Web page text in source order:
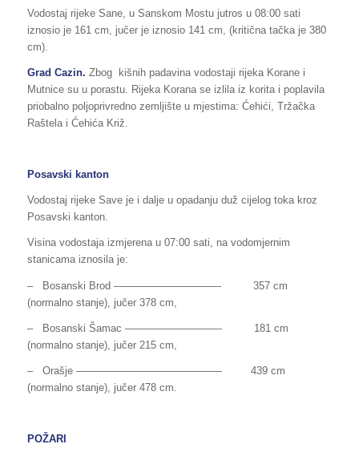
Vodostaj rijeke Sane, u Sanskom Mostu jutros u 08:00 sati
iznosio je 161 cm, jučer je iznosio 141 cm, (kritična tačka je 380
cm).
Grad Cazin. Zbog kišnih padavina vodostaji rijeka Korane i
Mutnice su u porastu. Rijeka Korana se izlila iz korita i poplavila
priobalno poljoprivredno zemljište u mjestima: Ćehići, Tržačka
Raštela i Ćehića Križ.
Posavski kanton
Vodostaj rijeke Save je i dalje u opadanju duž cijelog toka kroz
Posavski kanton.
Visina vodostaja izmjerena u 07:00 sati, na vodomjernim
stanicama iznosila je:
– Bosanski Brod —————­­­­­­­—————- 357 cm
(normalno stanje), jučer 378 cm,
– Bosanski Šamac —————————- 181 cm
(normalno stanje), jučer 215 cm,
– Orašje —————————————— 439 cm
(normalno stanje), jučer 478 cm.
POŽARI